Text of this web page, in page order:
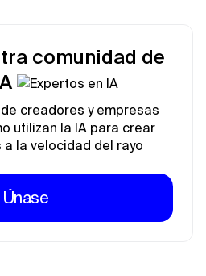
comunidad de
creadores y empresas
utilizan la IA para crear
la velocidad del rayo
Únase